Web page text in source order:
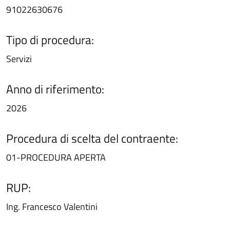
91022630676
Tipo di procedura:
Servizi
Anno di riferimento:
2026
Procedura di scelta del contraente:
01-PROCEDURA APERTA
RUP:
Ing. Francesco Valentini